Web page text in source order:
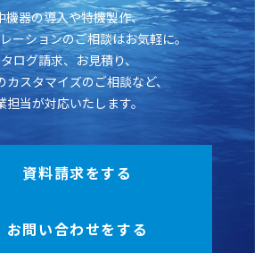
機器の導入や特機製作、
ーションのご相談はお気軽に。
ログ請求、お見積り、
カスタマイズのご相談など、
担当が対応いたします。
資料請求をする
お問い合わせをする